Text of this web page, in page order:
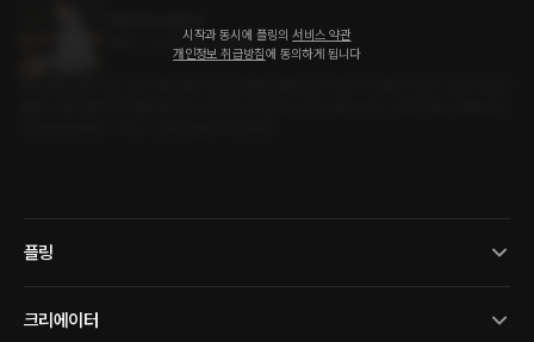
시작과 동시에 플링의 서비스 약관
개인정보 취급방침에 동의하게 됩니다
로맨스 • 친구>연인 • 츤데레
플링
크리에이터